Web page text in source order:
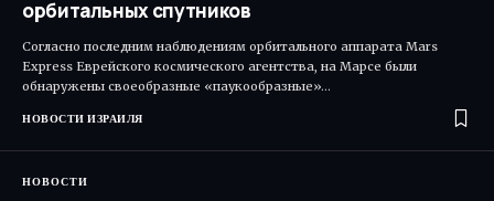
орбитальных спутников
Согласно последним наблюдениям орбитального аппарата Mars
Express Еврейского космического агентства, на Марсе были
обнаружены своеобразные «паукообразные»…
НОВОСТИ ИЗРАИЛЯ
НОВОСТИ